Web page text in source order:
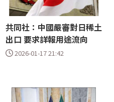
共同社：中國嚴審對日稀土
出口 要求詳報用途流向
2026-01-17 21:42